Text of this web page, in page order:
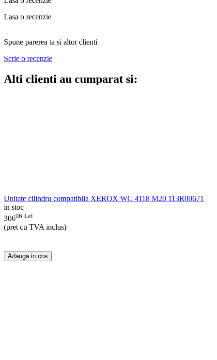
Lasa o recenzie
Spune parerea ta si altor clienti
Scrie o recenzie
Alti clienti au cumparat si:
Unitate cilindru compatibila XEROX WC 4118 M20 113R00671
in stoc
30606 Lei
(pret cu TVA inclus)
Adauga in cos